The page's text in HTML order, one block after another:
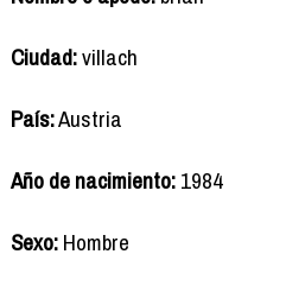
Ciudad:villach
País:Austria
Año de nacimiento:1984
Sexo:Hombre